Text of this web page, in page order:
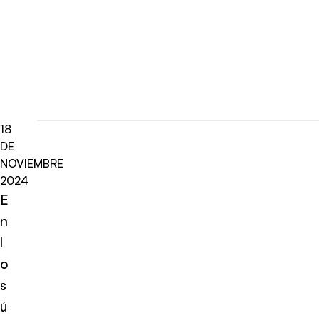
18
DE
NOVIEMBRE
2024
E
n
l
o
s
ú